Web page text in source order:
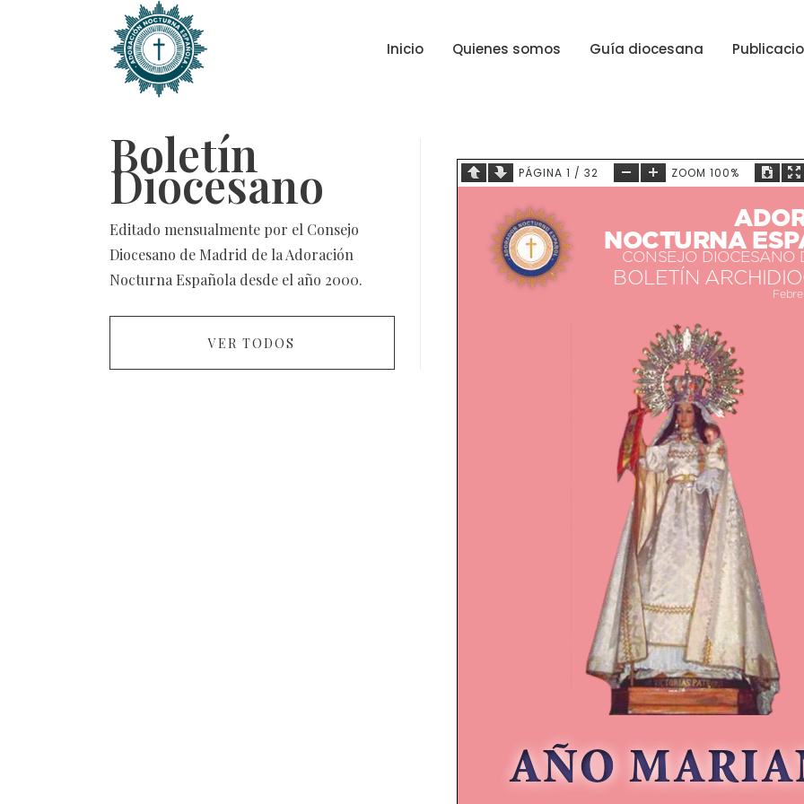
Inicio Quienes somos Guía diocesana
Boletín
Diocesano
Editado mensualmente por el Consejo
Diocesano de Madrid de la Adoración
Nocturna Española desde el año 2000.
VER TODOS
PÁGINA 1 / 32 ZOOM 100%
NOCTURNA
BOLETÍN
CONSEJO DIOCESANO
AÑO